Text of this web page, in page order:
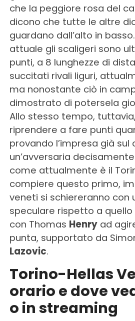
che la peggiore rosa del
dicono che tutte le altre
guardano dall’alto in
attuale gli scaligeri sono
punti, a 8 lunghezze di
succitati rivali liguri,
ma nonostante ciò in
dimostrato di potersela
Allo stesso tempo,
riprendere a fare punti
provando l’impresa già sul
un’avversaria
come attualmente è il
compiere questo primo,
veneti si schiereranno con
speculare rispetto a quello
con Thomas Henryad
punta, supportato da
Lazovic.
Torino-Hellas
orario e dove
o in streaming